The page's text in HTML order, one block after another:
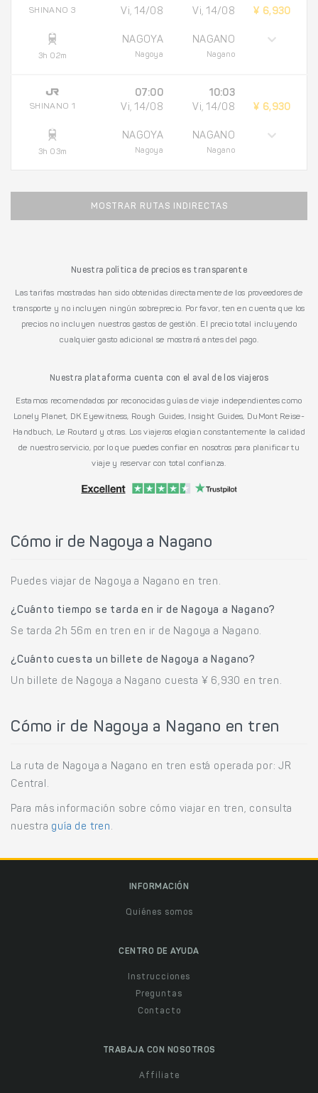
SHINANO 3
3h 02m
Vi, 14/08
NAGOYA
Nagoya
Vi, 14/08
NAGANO
Nagano
¥ 6,930
SHINANO 1
3h 03m
07:00
Vi, 14/08
NAGOYA
Nagoya
10:03
Vi, 14/08
NAGANO
Nagano
¥ 6,930
MOSTRAR RUTAS INDIRECTAS
Nuestra política de precios es transparente
Las tarifas mostradas han sido obtenidas directamente de los proveedores de
transporte y no incluyen ningún sobreprecio. Por favor, ten en cuenta que los
precios no incluyen nuestros gastos de gestión. El precio total incluyendo
cualquier gasto adicional se mostrará antes del pago.
Nuestra plataforma cuenta con el aval de los viajeros
Estamos recomendados por reconocidas guías de viaje independientes como
Lonely Planet, DK Eyewitness, Rough Guides, Insight Guides, DuMont Reise-
Handbuch, Le Routard y otras. Los viajeros elogian constantemente la calidad
de nuestro servicio, por lo que puedes confiar en nosotros para planificar tu
viaje y reservar con total confianza.
Cómo ir de Nagoya a Nagano
Puedes viajar de Nagoya a Nagano en tren.
¿Cuánto tiempo se tarda en ir de Nagoya a Nagano?
Se tarda 2h 56m en tren en ir de Nagoya a Nagano.
¿Cuánto cuesta un billete de Nagoya a Nagano?
Un billete de Nagoya a Nagano cuesta ¥ 6,930 en tren.
Cómo ir de Nagoya a Nagano en tren
La ruta de Nagoya a Nagano en tren está operada por: JR
Central.
Para más información sobre cómo viajar en tren, consulta
nuestra guía de tren .
INFORMACIÓN
Quiénes somos
CENTRO DE AYUDA
Instrucciones
Preguntas
Contacto
TRABAJA CON NOSOTROS
Affiliate